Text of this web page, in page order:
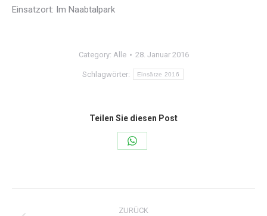
Einsatzort: Im Naabtalpark
Category: Alle 28. Januar 2016
Schlagwörter: Einsätze 2016
Teilen Sie diesen Post
Share
WhatsApp
Kommentarnavigation
ZURÜCK